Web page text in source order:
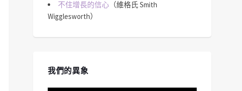
不住增長的信心 （維格氏 Smith
Wigglesworth）
我們的異象